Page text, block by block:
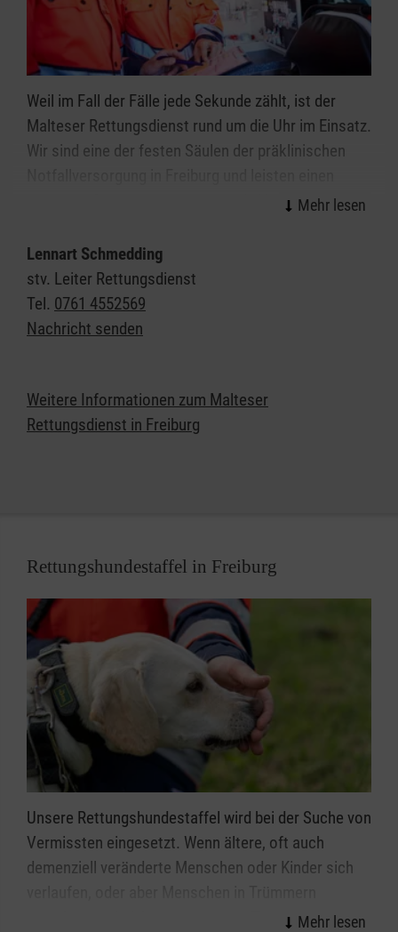
Weil im Fall der Fälle jede Sekunde zählt, ist der
Malteser Rettungsdienst rund um die Uhr im Einsatz.
Wir sind eine der festen Säulen der präklinischen
wichtigen Beitrag für eine optimale Versorgung von
Als einer der größten Arbeitgeber am Markt bieten
die Malteser attraktive Bedingungen für unsere
Mitarbeiterinnen und Mitarbeiter und vielfältige
Chancen für alle, die eine berufliche Perspektive im
Lennart Schmedding
stv. Leiter Rettungsdienst
Tel. 0761 4552569
Nachricht senden
Weitere Informationen zum Malteser
Rettungsdienst in Freiburg
Rettungshundestaffel in Freiburg
Unsere Rettungshundestaffel wird bei der Suche von
Vermissten eingesetzt. Wenn ältere, oft auch
demenziell veränderte Menschen oder Kinder sich
verschüttet sind, kommen unsere Teams zum